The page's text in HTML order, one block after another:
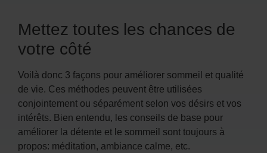
Mettez toutes les chances de
votre côté
Voilà donc 3 façons pour améliorer sommeil et qualité
de vie. Ces méthodes peuvent être utilisées
conjointement ou séparément selon vos désirs et vos
intérêts. Bien entendu, les conseils de base pour
améliorer la détente et le sommeil sont toujours à
propos: méditation, ambiance calme, etc.